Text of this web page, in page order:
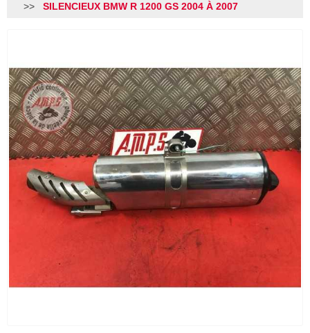
SILENCIEUX BMW R 1200 GS 2004 À 2007